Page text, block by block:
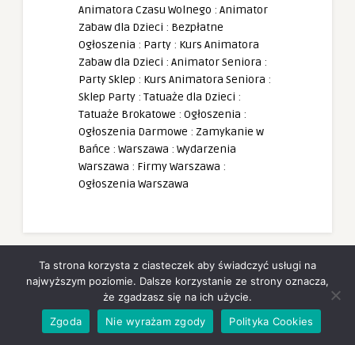
Animatora Czasu Wolnego : Animator
Zabaw dla Dzieci : Bezpłatne
Ogłoszenia : Party : Kurs Animatora
Zabaw dla Dzieci : Animator Seniora :
Party Sklep : Kurs Animatora Seniora :
Sklep Party : Tatuaże dla Dzieci :
Tatuaże Brokatowe : Ogłoszenia :
Ogłoszenia Darmowe : Zamykanie w
Bańce : Warszawa : Wydarzenia
Warszawa : Firmy Warszawa :
Ogłoszenia Warszawa
Reklama
Ta strona korzysta z ciasteczek aby świadczyć usługi na
najwyższym poziomie. Dalsze korzystanie ze strony oznacza,
że zgadzasz się na ich użycie.
Zgoda
Nie wyrażam zgody Polityka Cookies